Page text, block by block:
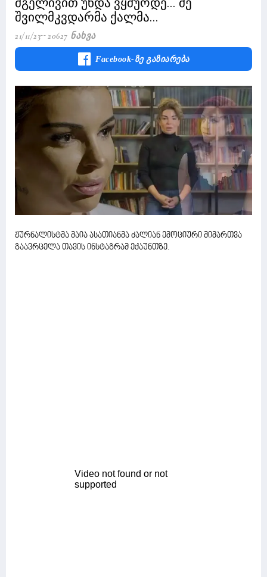
მგელივით უნდა ვყმუოდე... მე
შვილმკვდარმა ქალმა...
21/11/23 20627 Ნახვა
Facebook-Ზე Გაზიარება
ჟურნალისტმა მაია ასათიანმა ძალიან ემოციური მიმართვა
გაავრცელა თავის ინსტაგრამ ექაუნთზე.